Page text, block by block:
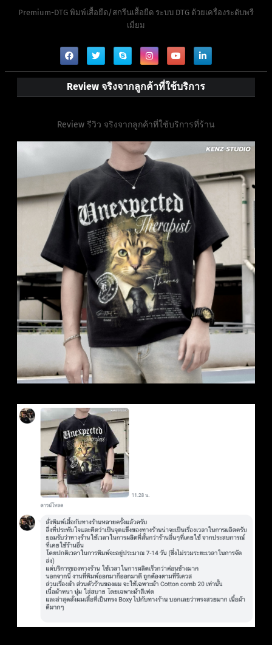
Premium-DTG พิมพ์เสื้อยืด/สกรีนเสื้อยืด ระบบ DTG ด้วยเครื่องระดับพรี
เมี่ยม
Review จริงจากลูกค้าที่ใช้บริการ
Review รีวิว จริงจากลูกค้าที่ใช้บริการที่ร้าน